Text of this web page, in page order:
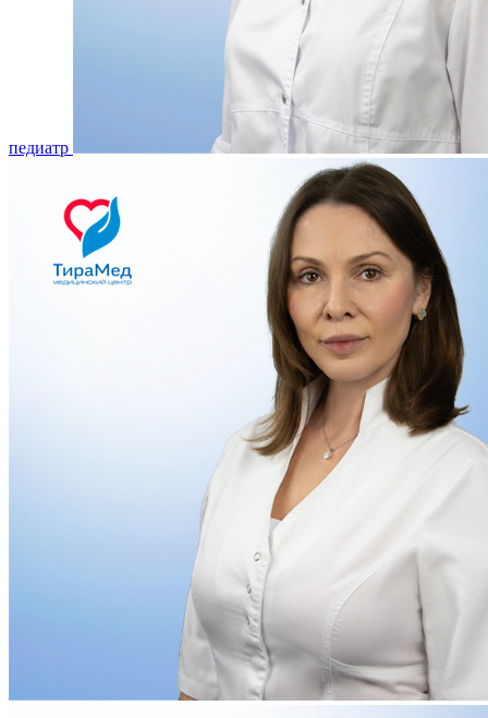
педиатр